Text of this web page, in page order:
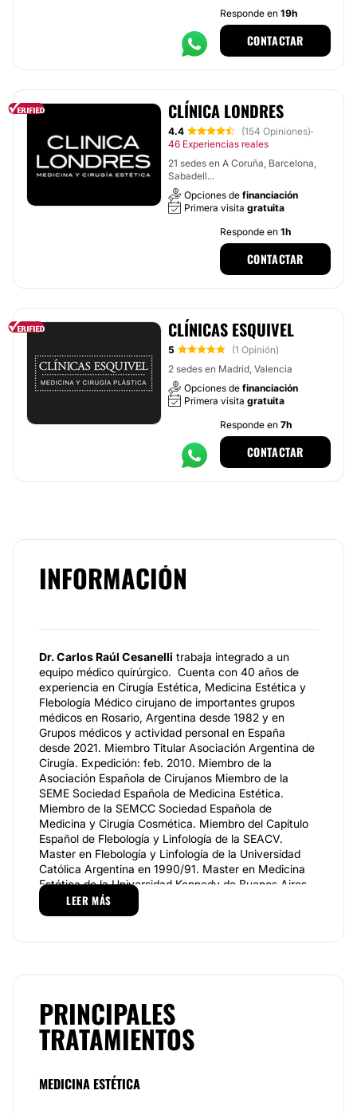
Responde en 19h
CONTACTAR
CLÍNICA LONDRES
4.4 (154 Opiniones)·
46 Experiencias reales
21 sedes en A Coruña, Barcelona,
Sabadell...
Opciones de financiación
Primera visita gratuita
Responde en 1h
CONTACTAR
CLÍNICAS ESQUIVEL
5
(1 Opinión)
2 sedes en Madrid, Valencia
Opciones de financiación
Primera visita gratuita
Responde en 7h
CONTACTAR
INFORMACIÓN
Dr. Carlos Raúl Cesanelli trabaja integrado a un
equipo médico quirúrgico. Cuenta con 40 años de
experiencia en Cirugía Estética, Medicina Estética y
Flebología Médico cirujano de importantes grupos
médicos en Rosario, Argentina desde 1982 y en
Grupos médicos y actividad personal en España
desde 2021. Miembro Titular Asociación Argentina de
Cirugía. Expedición: feb. 2010. Miembro de la
Asociación Española de Cirujanos Miembro de la
SEME Sociedad Española de Medicina Estética.
Miembro de la SEMCC Sociedad Española de
Medicina y Cirugía Cosmética. Miembro del Capítulo
Español de Flebología y Linfología de la SEACV.
Master en Flebología y Linfología de la Universidad
Católica Argentina en 1990/91. Master en Medicina
Estética de la Universidad Kennedy de Buenos Aires
en 2004. Pasantía Médica Clínica Pitanguy - Rio de
Janeiro 2004. Gestión de Consultorio Particular de
Lo esencial es la calidad y relación de tiempo entre
paciente y médico. Responsabilidad profesional.
Atención personalizada.
optimiza la actividad profesional.
LEER MÁS
PRINCIPALES
TRATAMIENTOS
MEDICINA ESTÉTICA